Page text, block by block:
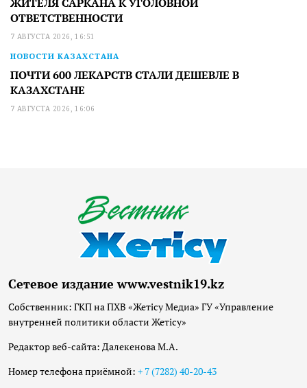
ОТВЕТСТВЕННОСТИ
7 АВГУСТА 2026, 16:51
НОВОСТИ КАЗАХСТАНА
ПОЧТИ 600 ЛЕКАРСТВ СТАЛИ ДЕШЕВЛЕ В
КАЗАХСТАНЕ
7 АВГУСТА 2026, 16:06
Сетевое издание www.vestnik19.kz
Собственник: ГКП на ПХВ «Жетісу Медиа» ГУ «Управление
внутренней политики области Жетісу»
Редактор веб-сайта: Далекенова М.А.
Номер телефона приёмной: + 7 (7282) 40-20-43